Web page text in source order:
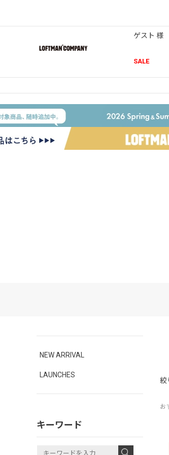
SALE
ゲスト 様
NEW ARRIVAL
LAUNCHES
キーワード
お